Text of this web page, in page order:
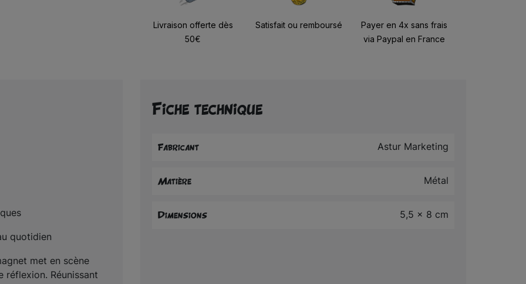
Livraison offerte dès
50€
Satisfait ou remboursé
Payer en 4x sans frais
via Paypal en France
quotidien
met en scène
réflexion. Réunissant
Fiche technique
Fabricant Astur Marketing
Matière Métal
Dimensions 5,5 x 8 cm